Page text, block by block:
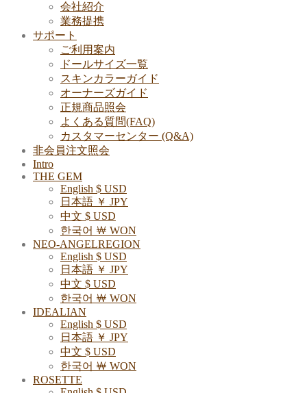
会社紹介
業務提携
サポート
ご利用案内
ドールサイズ一覧
スキンカラーガイド
オーナーズガイド
正規商品照会
よくある質問(FAQ)
カスタマーセンター (Q&A)
非会員注文照会
Intro
THE GEM
English $ USD
日本語 ￥ JPY
中文 $ USD
한국어 ￦ WON
NEO-ANGELREGION
English $ USD
日本語 ￥ JPY
中文 $ USD
한국어 ￦ WON
IDEALIAN
English $ USD
日本語 ￥ JPY
中文 $ USD
한국어 ￦ WON
ROSETTE